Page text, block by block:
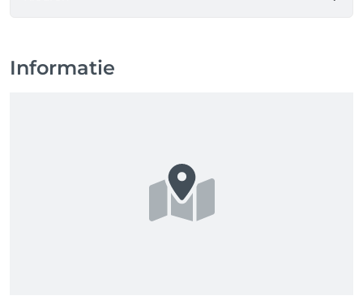
Beleid voor te laat komen
Als u verwacht te laat te komen voor uw afspraak,
Als u niet komt opdagen op uw afspraak hanteren
wij een beleid waarbij er geen vervolg afspraak
Informatie